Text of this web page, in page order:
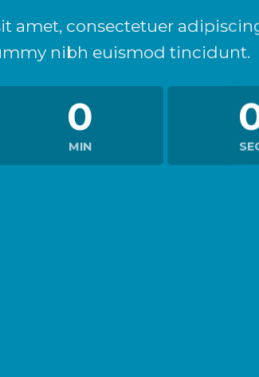
amet, consectetuer
nibh euismod tincidunt.
0
MIN